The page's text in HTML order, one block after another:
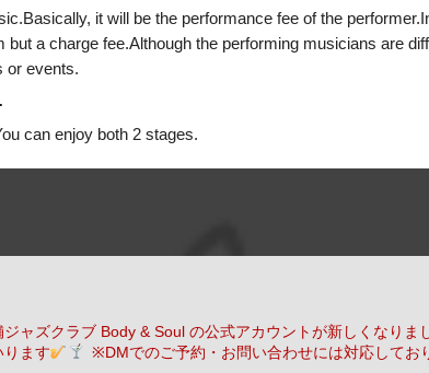
it will be the performance fee of the
a charge fee.Although the performing musicians are
or events.
can enjoy both 2 stages.
ャズクラブ Body & Soul の公式アカウントが新しくなりま
ります
※DMでのご予約・お問い合わせには対応してお